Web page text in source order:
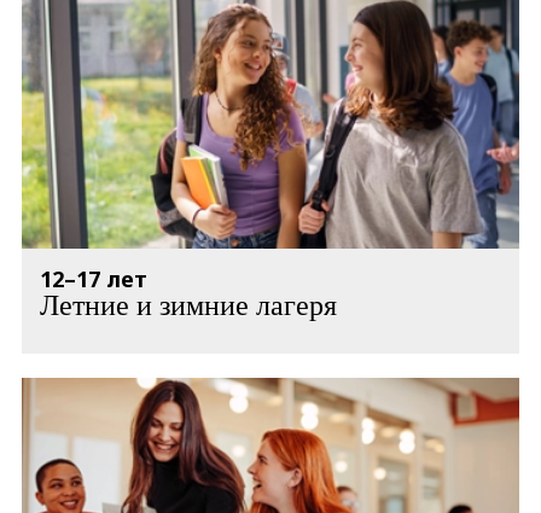
12–17 лет
Летние и зимние лагеря